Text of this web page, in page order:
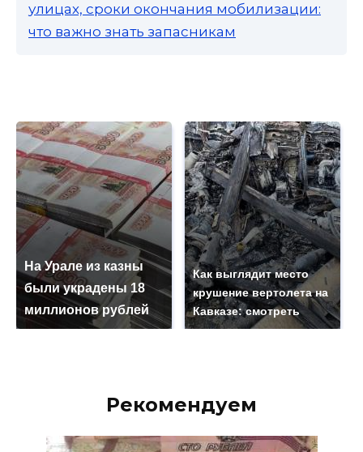
улицах, сроки окончания мобилизации:
что важно знать запасникам
На Урале из казны
были украдены 18
миллионов рублей
Как выглядит место
крушение вертолета на
Кавказе: смотреть
Рекомендуем